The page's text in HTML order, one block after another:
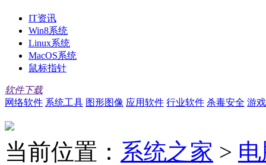
IT资讯
Win8系统
Linux系统
MacOS系统
鼠标指针
软件下载
网络软件 系统工具 图形图像 应用软件 行业软件 杀毒安全 游
当前位置： 系统之家 >